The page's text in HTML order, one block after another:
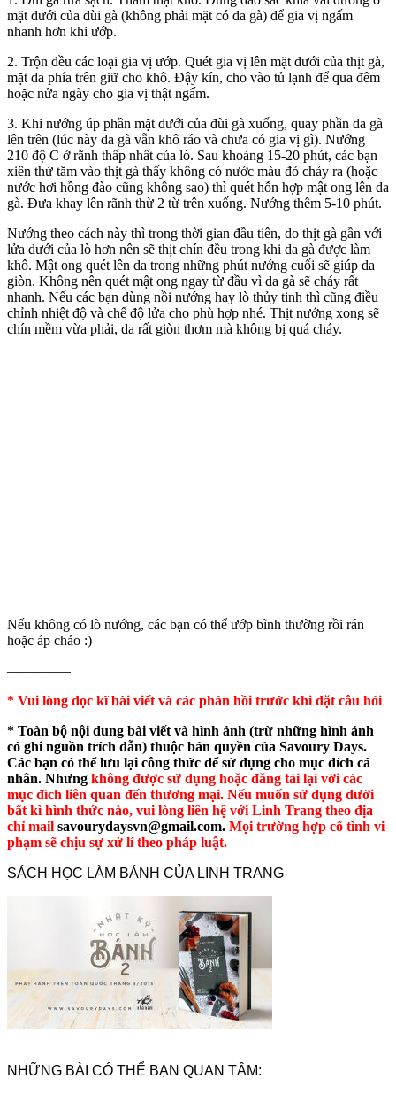
mặt dưới của đùi gà (không phải mặt có da gà) để gia vị ngấm
nhanh hơn khi ướp.
2. Trộn đều các loại gia vị ướp. Quét gia vị lên mặt dưới của thịt gà,
mặt da phía trên giữ cho khô. Đậy kín, cho vào tủ lạnh để qua đêm
hoặc nửa ngày cho gia vị thật ngấm.
3. Khi nướng úp phần mặt dưới của đùi gà xuống, quay phần da gà
lên trên (lúc này da gà vẫn khô ráo và chưa có gia vị gì). Nướng
210 độ C ở rãnh thấp nhất của lò. Sau khoảng 15-20 phút, các bạn
xiên thử tăm vào thịt gà thấy không có nước màu đỏ chảy ra (hoặc
nước hơi hồng đào cũng không sao) thì quét hỗn hợp mật ong lên da
gà. Đưa khay lên rãnh thừ 2 từ trên xuống. Nướng thêm 5-10 phút.
Nướng theo cách này thì trong thời gian đầu tiên, do thịt gà gần với
lửa dưới của lò hơn nên sẽ thịt chín đều trong khi da gà được làm
khô. Mật ong quét lên da trong những phút nướng cuối sẽ giúp da
giòn. Không nên quét mật ong ngay từ đầu vì da gà sẽ cháy rất
nhanh. Nếu các bạn dùng nồi nướng hay lò thủy tinh thì cũng điều
chỉnh nhiệt độ và chế độ lửa cho phù hợp nhé. Thịt nướng xong sẽ
chín mềm vừa phải, da rất giòn thơm mà không bị quá cháy.
Nếu không có lò nướng, các bạn có thể ướp bình thường rồi rán
hoặc áp chảo :)
————–
* Vui lòng đọc kĩ bài viết và các phản hồi trước khi đặt câu hỏi
* Toàn bộ nội dung bài viết và hình ảnh (trừ những hình ảnh
có ghi nguồn trích dẫn) thuộc bản quyền của Savoury Days.
Các bạn có thể lưu lại công thức để sử dụng cho mục đích cá
nhân. Nhưng không được sử dụng hoặc đăng tải lại với các
mục đích liên quan đến thương mại. Nếu muốn sử dụng dưới
bất kì hình thức nào, vui lòng liên hệ với Linh Trang theo địa
chỉ mail savourydaysvn@gmail.com. Mọi trường hợp cố tình vi
phạm sẽ chịu sự xử lí theo pháp luật.
SÁCH HỌC LÀM BÁNH CỦA LINH TRANG
NHỮNG BÀI CÓ THỂ BẠN QUAN TÂM: